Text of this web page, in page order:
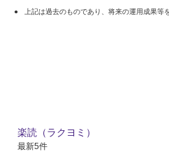
楽読（ラクヨミ）
最新5件
上記は過去のものであり、将来の運用成果等